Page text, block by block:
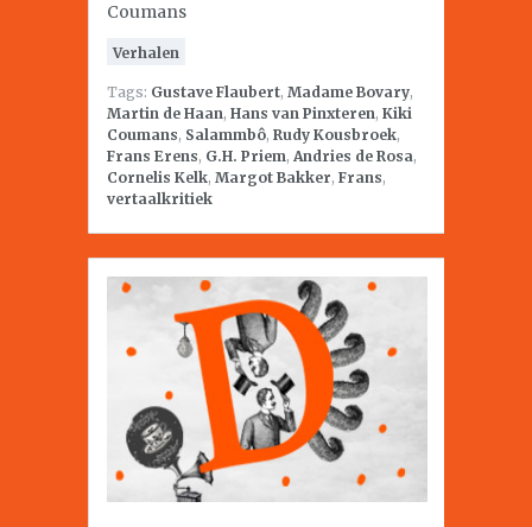
Coumans
Verhalen
Tags: Gustave Flaubert, Madame Bovary,
Martin de Haan, Hans van Pinxteren, Kiki
Coumans, Salammbô, Rudy Kousbroek,
Frans Erens, G.H. Priem, Andries de Rosa,
Cornelis Kelk, Margot Bakker, Frans,
vertaalkritiek